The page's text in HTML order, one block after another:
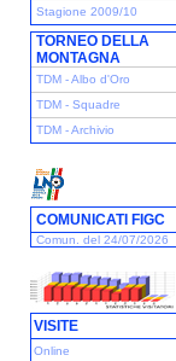
Stagione 2009/10
TORNEO DELLA
MONTAGNA
TDM - Albo d'Oro
TDM - Squadre
TDM - Archivio
COMUNICATI FIGC
Comun. del 24/07/2026
VISITE
Online